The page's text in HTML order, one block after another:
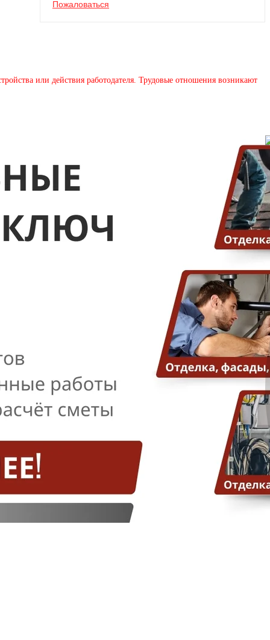
Пожаловаться
или действия работодателя. Трудовые отношения возникают